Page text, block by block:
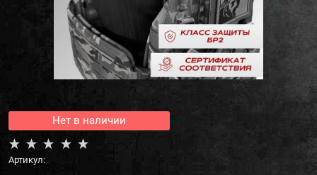
Нет в наличии
Артикул: